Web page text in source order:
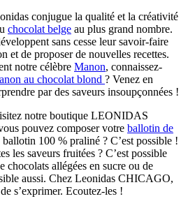
conjugue la qualité et la créativité
chocolat belge au plus grand nombre.
sans cesse leur savoir-faire
et de proposer de nouvelles recettes.
notre célèbre Manon, connaissez-
au chocolat blond ? Venez en
par des saveurs insoupçonnées !
notre boutique LEONIDAS
pouvez composer votre ballotin de
100 % praliné ? C’est possible !
les saveurs fruitées ? C’est possible
allégées en sucre ou de
aussi. Chez Leonidas CHICAGO,
s’exprimer. Ecoutez-les !